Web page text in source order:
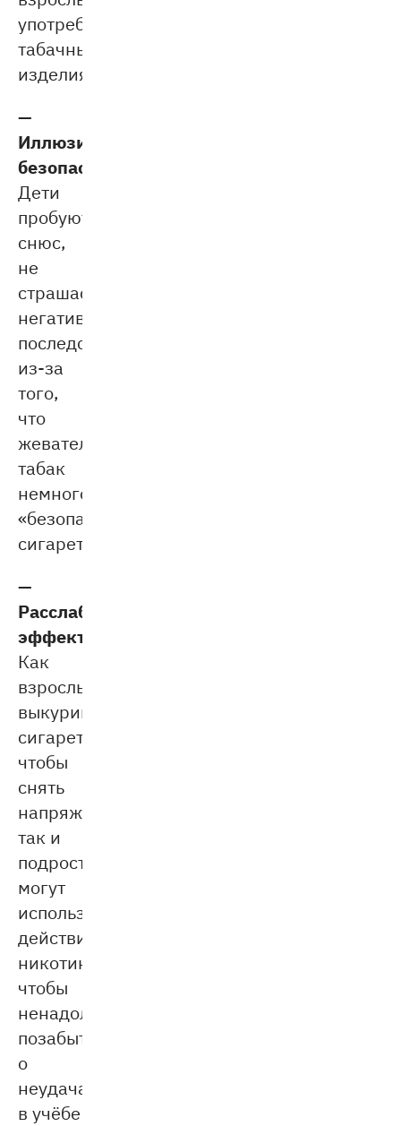
употребляющим
табачные
изделия.
—
Иллюзия
безопасности.
Дети
пробуют
снюс,
не
страшась
негативных
последствий,
из-за
того,
что
жевательный
табак
немного
«безопаснее»
сигарет.
—
Расслабляющий
эффект.
Как
взрослые
выкуривают
сигарету,
чтобы
снять
напряжение,
так и
подростки
могут
использовать
действие
никотина,
чтобы
ненадолго
позабыть
о
неудачах
в учёбе